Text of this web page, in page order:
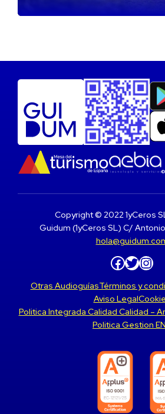
Copyright © 2022 1yCeros
Guidum (1yCeros SL) C/
Facebook Twitter Instagram
Otras AudioguíasTérminos y
Aviso Legal
Politica Integrada Calidad Calidad –
Politica Gestion